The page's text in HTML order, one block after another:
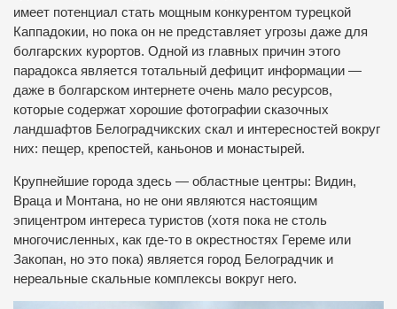
имеет потенциал стать мощным конкурентом турецкой
Каппадокии, но пока он не представляет угрозы даже для
болгарских курортов. Одной из главных причин этого
парадокса является тотальный дефицит информации —
даже в болгарском интернете очень мало ресурсов,
которые содержат хорошие фотографии сказочных
ландшафтов Белоградчикских скал и интересностей вокруг
них: пещер, крепостей, каньонов и монастырей.
Крупнейшие города здесь — областные центры: Видин,
Враца и Монтана, но не они являются настоящим
эпицентром интереса туристов (хотя пока не столь
многочисленных, как где-то в окрестностях Гереме или
Закопан, но это пока) является город Белоградчик и
нереальные скальные комплексы вокруг него.